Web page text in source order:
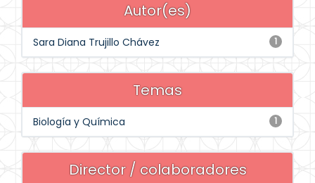
Autor(es)
1
Sara Diana Trujillo Chávez
Temas
1
Biología y Química
Director / colaboradores